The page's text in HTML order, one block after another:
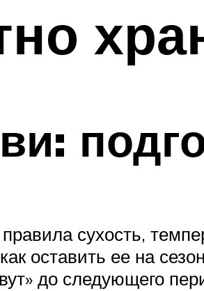
сухость,
оставить ее на
до следующего